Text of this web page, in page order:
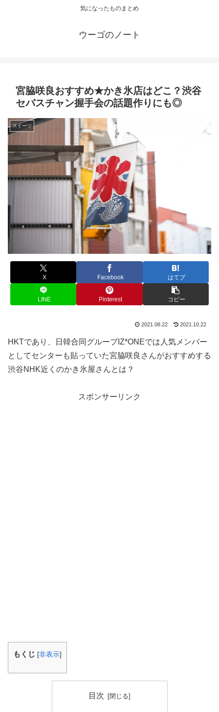
気になったものまとめ
ウーゴのノート
宮脇咲良おすすめ★かき氷店はどこ？渋谷
セバスチャン握手会の話題作りにも◎
スイーツ
X Facebook はてブ
LINE Pinterest コピー
2021.08.22 2021.10.22
HKTであり、日韓合同グループIZ*ONEでは人気メンバー
としてセンターも貼っていた宮脇咲良さんがおすすめする
渋谷NHK近くのかき氷屋さんとは？
スポンサーリンク
もくじ [非表示]
目次